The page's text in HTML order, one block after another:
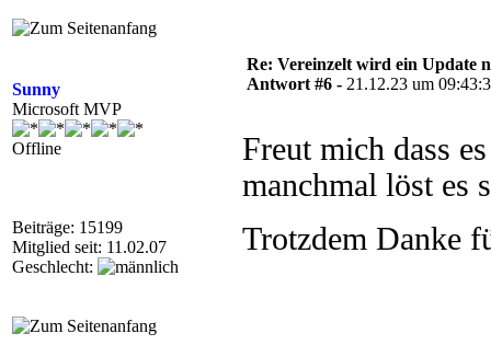
Sunny
Microsoft MVP
Offline
Beiträge: 15199
Mitglied seit: 11.02.07
Geschlecht:
Re: Vereinzelt wird ein Update
Antwort #6 - 21.12.23 um
Freut mich dass
manchmal löst es
Trotzdem Danke